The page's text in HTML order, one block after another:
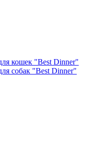
кошек "Best Dinner"
собак "Best Dinner"